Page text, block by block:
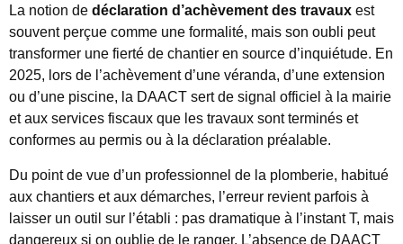
La notion de déclaration d’achèvement des travaux est
souvent perçue comme une formalité, mais son oubli peut
transformer une fierté de chantier en source d’inquiétude. En
2025, lors de l’achèvement d’une véranda, d’une extension
ou d’une piscine, la DAACT sert de signal officiel à la mairie
et aux services fiscaux que les travaux sont terminés et
conformes au permis ou à la déclaration préalable.
Du point de vue d’un professionnel de la plomberie, habitué
aux chantiers et aux démarches, l’erreur revient parfois à
laisser un outil sur l’établi : pas dramatique à l’instant T, mais
dangereux si on oublie de le ranger. L’absence de DAACT